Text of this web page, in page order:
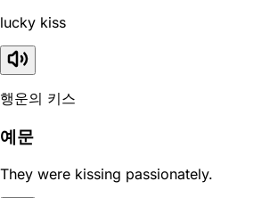
lucky kiss
행운의 키스
예문
They were kissing passionately.